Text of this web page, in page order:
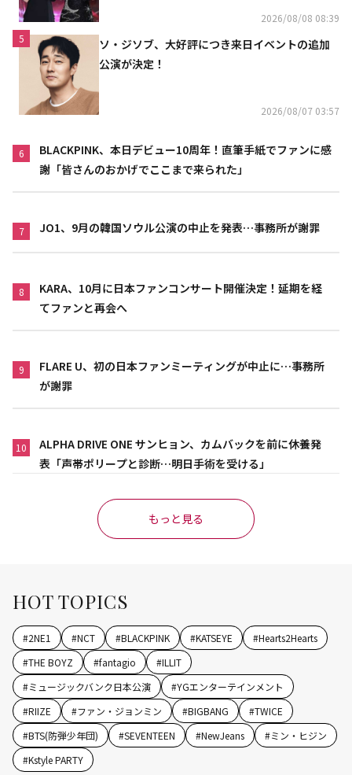
2026/08/08 08:39
5
ソ・ジソブ、大好評につき来日イベントの追加
公演が決定！
2026/08/07 03:57
6
BLACKPINK、本日デビュー10周年！直筆手紙でファンに感
謝「皆さんのおかげでここまで来られた」
7 JO1、9月の韓国ソウル公演の中止を発表…事務所が謝罪
8
KARA、10月に日本ファンコンサート開催決定！延期を経
てファンと再会へ
9
FLARE U、初の日本ファンミーティングが中止に…事務所
が謝罪
10
ALPHA DRIVE ONE サンヒョン、カムバックを前に休養発
表「声帯ポリープと診断…明日手術を受ける」
もっと見る
HOT TOPICS
#2NE1 #NCT #BLACKPINK #KATSEYE #Hearts2Hearts
#THE BOYZ #fantagio #ILLIT
#ミュージックバンク日本公演 #YGエンターテインメント
#RIIZE #ファン・ジョンミン #BIGBANG #TWICE
#BTS(防弾少年団) #SEVENTEEN #NewJeans #ミン・ヒジン
#Kstyle PARTY